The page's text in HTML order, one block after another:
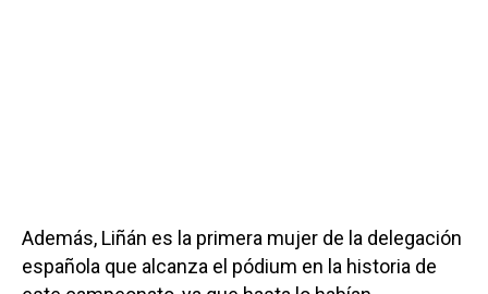
Además, Liñán es la primera mujer de la delegación
española que alcanza el pódium en la historia de